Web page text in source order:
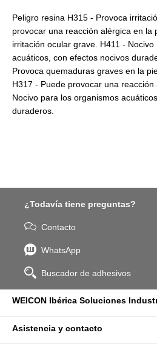
Peligro resina H315 - Provoca
provocar una reacción alérgica en la
irritación ocular grave. H411 -
acuáticos, con efectos nocivos
Provoca quemaduras graves en la
H317 - Puede provocar una
Nocivo para los organismos
duraderos.
¿Todavía tiene preguntas?
Contacto
WhatsApp
Buscador de adhesivos
WEICON Ibérica Soluciones
Asistencia y contacto